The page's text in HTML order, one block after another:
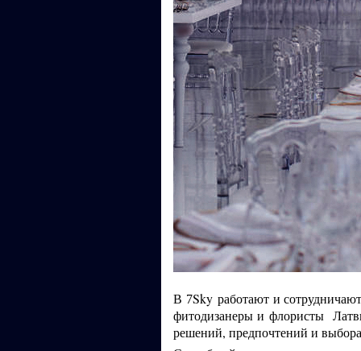
В 7Sky работают и
фитодизанеры и флористы
решений, предпочтений и